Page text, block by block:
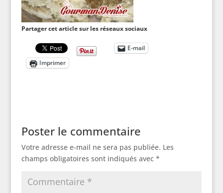
Partager cet article sur les réseaux sociaux
E-mail
Imprimer
Poster le commentaire
Votre adresse e-mail ne sera pas publiée. Les
champs obligatoires sont indiqués avec *